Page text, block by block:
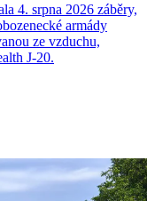
4. srpna 2026 záběry,
armády
ze vzduchu,
J-20.